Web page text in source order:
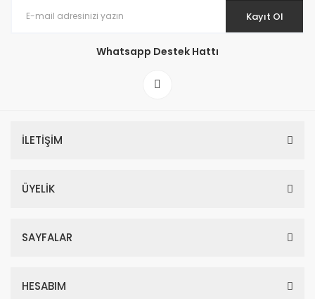
Kayıt Ol
Whatsapp Destek Hattı
İLETİŞİM
ÜYELİK
SAYFALAR
HESABIM